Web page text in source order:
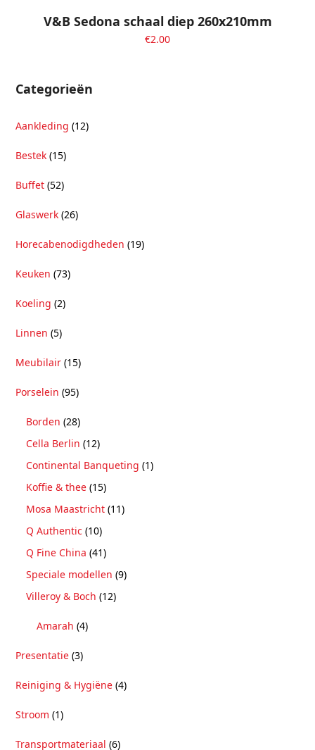
V&B Sedona schaal diep 260x210mm
€2.00
Categorieën
Aankleding (12)
Bestek (15)
Buffet (52)
Glaswerk (26)
Horecabenodigdheden (19)
Keuken (73)
Koeling (2)
Linnen (5)
Meubilair (15)
Porselein (95)
Borden (28)
Cella Berlin (12)
Continental Banqueting (1)
Koffie & thee (15)
Mosa Maastricht (11)
Q Authentic (10)
Q Fine China (41)
Speciale modellen (9)
Villeroy & Boch (12)
Amarah (4)
Presentatie (3)
Reiniging & Hygiëne (4)
Stroom (1)
Transportmateriaal (6)